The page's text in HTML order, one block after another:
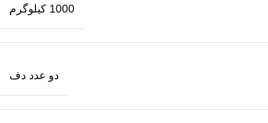
1000 کیلوگرم
دو عدد دف